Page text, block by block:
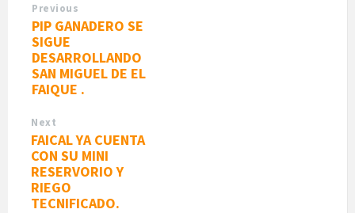
Previous
PIP GANADERO SE
SIGUE
DESARROLLANDO
SAN MIGUEL DE EL
FAIQUE .
Next
FAICAL YA CUENTA
CON SU MINI
RESERVORIO Y
RIEGO
TECNIFICADO.